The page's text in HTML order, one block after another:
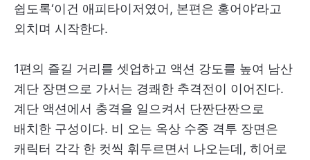
쉽도록‘이건 애피타이저였어, 본편은 홍어야’라고
외치며 시작한다.
1편의 즐길 거리를 셋업하고 액션 강도를 높여 남산
계단 장면으로 가서는 경쾌한 추격전이 이어진다.
계단 액션에서 충격을 일으켜서 단짠단짠으로
배치한 구성이다. 비 오는 옥상 수중 격투 장면은
캐릭터 각각 한 컷씩 휘두르면서 나오는데, 히어로